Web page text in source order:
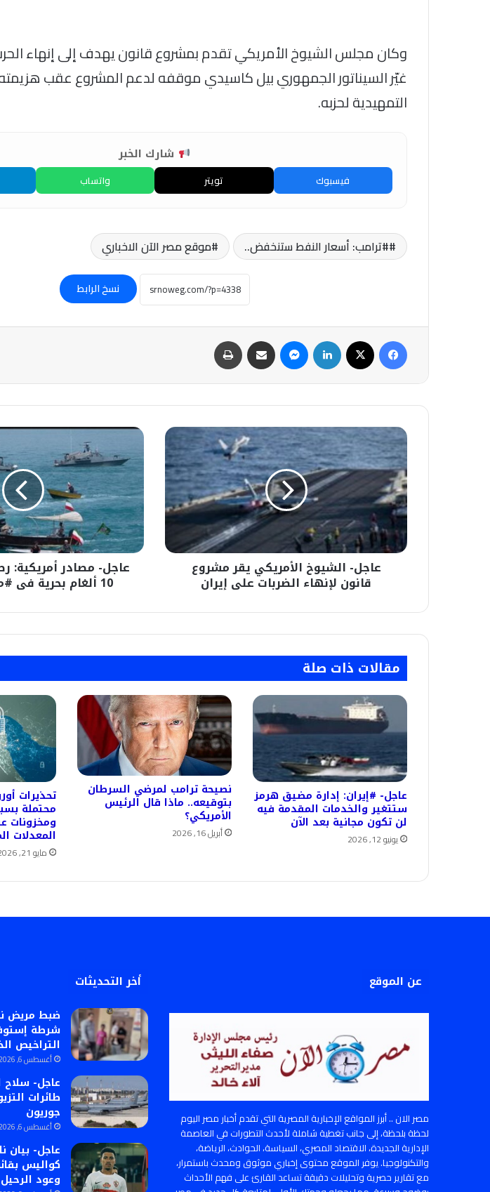
وكان مجلس الشيوخ الأمريكي تقدم بمشروع قانون يهدف إلى إنهاء
غيّر السيناتور الجمهوري بيل كاسيدي موقفه لدعم المشروع عقب هزيمته
التمهيدية لحزبه.
شارك الخبر
فيسبوك تويتر واتساب
#ترامب: أسعار النفط ستنخفض.. موقع مصر الآن الاخباري
نسخ الرابط
فيسبوك لينكدإن ماسنجر مشاركة عبر البريد
عاجل-
الشيوخ
الأمريكي
يقر
مشروع
قانون
لإنهاء
الضربات
على
عاجل- الشيوخ الأمريكي يقر مشروع
قانون لإنهاء الضربات على إيران
عاجل-
أمريكية:
رصد
ما
لا
يقل
عن
10
ألغام
#مضيق_هرمز..
عاجل- مصادر أمريكية:
10 ألغام بحرية فى #مضيق_هرمز..
مقالات ذات صلة
عاجل- #إيران: إدارة مضيق هرمز
ستتغير والخدمات المقدمة فيه
لن تكون مجانية بعد الآن
يونيو 12, 2026
نصيحة ترامب لمرضي السرطان
بتوقيعه.. ماذا قال الرئيس
الأمريكي؟
أبريل 16, 2026
تحذيرات
محتملة
ومخزونات
المعدلات
مايو 21, 2026
عن الموقع
مصر الان .. أبرز المواقع الإخبارية المصرية التي تقدم أخبار مصر اليوم
لحظة بلحظة، إلى جانب تغطية شاملة لأحدث التطورات في العاصمة
الإدارية الجديدة، الاقتصاد المصري، السياسة، الحوادث، الرياضة،
والتكنولوجيا. يوفر الموقع محتوى إخباري موثوق ومحدث باستمرار،
مع تقارير حصرية وتحليلات دقيقة تساعد القارئ على فهم الأحداث
أخر التحديثات
ضبط مريض
شرطة
التراخيص
أغسطس 6, 2026
عاجل- سلاح
طائرات
جوريون
أغسطس 6, 2026
عاجل- بيان
كواليس
وعود الرحيل